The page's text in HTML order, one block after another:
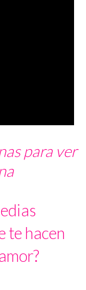
para ver
te hacen